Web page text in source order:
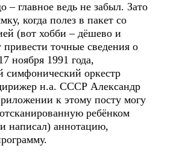
– главное ведь не забыл. Зато
когда полез в пакет со
(вот хобби – дёшево и
точные сведения о
ноября 1991 года,
симфонический оркестр
н.а. СССР Александр
к этому посту могу
ребёнком
написал) аннотацию,